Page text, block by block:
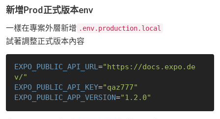
新增Prod正式版本env
一樣在專案外層新增 .env.production.local
試著調整正式版本內容
EXPO_PUBLIC_API_URL="https://docs.expo.de
v/"
EXPO_PUBLIC_API_KEY="qaz777"
EXPO_PUBLIC_APP_VERSION="1.2.0"